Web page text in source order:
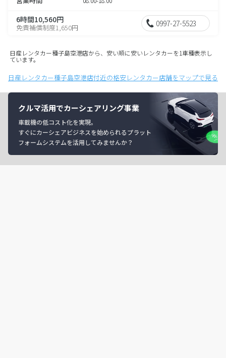
6時間10,560円
免責補償制度1,650円 0997-27-5523
日産レンタカー種子島空港店から、安い順に安いレンタカーを1車種表示し
ています。
日産レンタカー種子島空港店付近の格安レンタカー店舗をマップで見る
クルマ活用でカーシェアリング事業
車載機の低コスト化を実現。
すぐにカーシェアビジネスを始められるプラット
フォームシステムを活用してみませんか？